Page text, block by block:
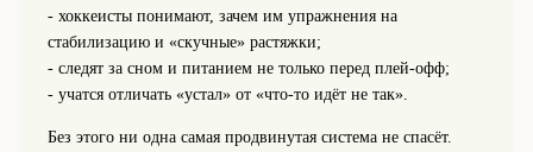
- хоккеисты понимают, зачем им упражнения на
стабилизацию и «скучные» растяжки;
- следят за сном и питанием не только перед плей‑офф;
- учатся отличать «устал» от «что‑то идёт не так».
Без этого ни одна самая продвинутая система не спасёт.